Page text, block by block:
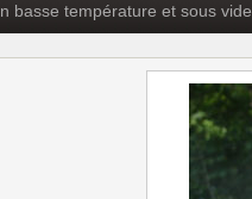
basse température et sous vide